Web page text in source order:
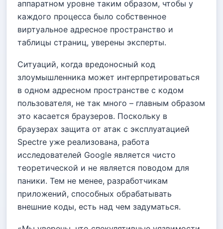
аппаратном уровне таким образом, чтобы у
каждого процесса было собственное
виртуальное адресное пространство и
таблицы страниц, уверены эксперты.
Ситуаций, когда вредоносный код
злоумышленника может интерпретироваться
в одном адресном пространстве с кодом
пользователя, не так много – главным образом
это касается браузеров. Поскольку в
браузерах защита от атак с эксплуатацией
Spectre уже реализована, работа
исследователей Google является чисто
теоретической и не является поводом для
паники. Тем не менее, разработчикам
приложений, способных обрабатывать
внешние коды, есть над чем задуматься.